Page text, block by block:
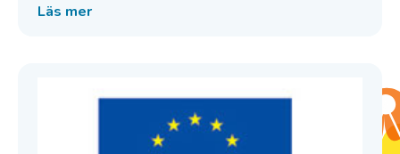
Läs mer